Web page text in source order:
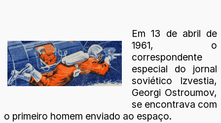
Em 13 de abril de
1961, o
correspondente
especial do jornal
soviético Izvestia,
Georgi Ostroumov,
se encontrava com
o primeiro homem enviado ao espaço.